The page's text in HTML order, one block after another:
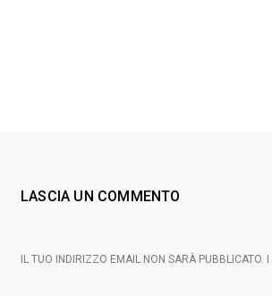
LASCIA UN COMMENTO
IL TUO INDIRIZZO EMAIL NON SARÀ PUBBLICATO.